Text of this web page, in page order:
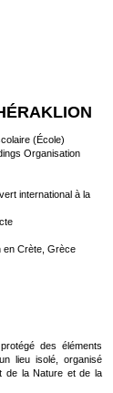
(École)
Organisation
international à la
en Crète, Grèce
des éléments
lieu isolé, organisé
de la Nature et de la